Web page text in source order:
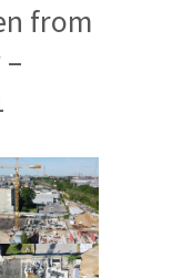
from